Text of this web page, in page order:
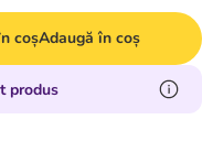
coșAdaugă în coș
produs